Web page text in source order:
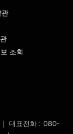
관
조회
대표전화 : 080-